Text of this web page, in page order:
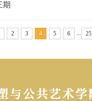
期
2 3 4 5 6 ... 25